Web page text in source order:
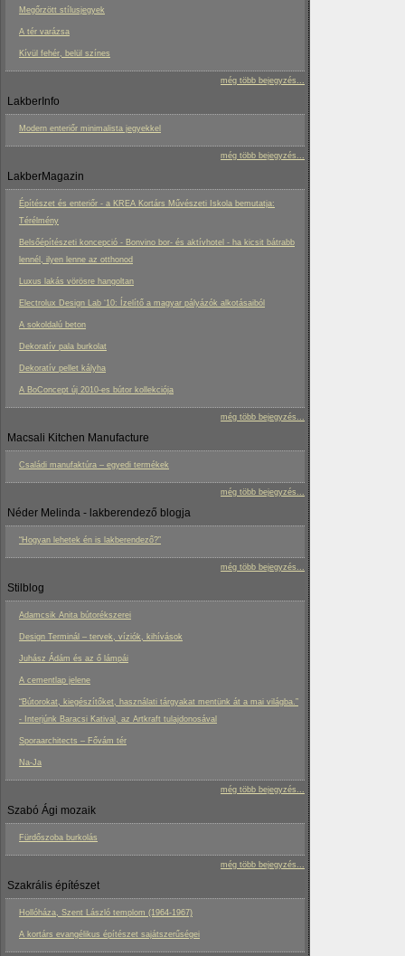
Megőrzött stílusjegyek
A tér varázsa
Kívül fehér, belül színes
még több bejegyzés...
LakberInfo
Modern enteriőr minimalista jegyekkel
még több bejegyzés...
LakberMagazin
Építészet és enteriőr - a KREA Kortárs Művészeti Iskola bemutatja:
Térélmény
Belsőépítészeti koncepció - Bonvino bor- és aktívhotel - ha kicsit bátrabb
lennél, ilyen lenne az otthonod
Luxus lakás vörösre hangoltan
Electrolux Design Lab ‘10: Ízelítő a magyar pályázók alkotásaiból
A sokoldalú beton
Dekoratív pala burkolat
Dekoratív pellet kályha
A BoConcept új 2010-es bútor kollekciója
még több bejegyzés...
Macsali Kitchen Manufacture
Családi manufaktúra – egyedi termékek
még több bejegyzés...
Néder Melinda - lakberendező blogja
“Hogyan lehetek én is lakberendező?”
még több bejegyzés...
Stilblog
Adamcsik Anita bútorékszerei
Design Terminál – tervek, víziók, kihívások
Juhász Ádám és az ő lámpái
A cementlap jelene
“Bútorokat, kiegészítőket, használati tárgyakat mentünk át a mai világba.”
- Interjúnk Baracsi Katival, az Artkraft tulajdonosával
Sporaarchitects – Fővám tér
Na-Ja
még több bejegyzés...
Szabó Ági mozaik
Fürdőszoba burkolás
még több bejegyzés...
Szakrális építészet
Hollóháza, Szent László templom (1964-1967)
A kortárs evangélikus építészet sajátszerűségei